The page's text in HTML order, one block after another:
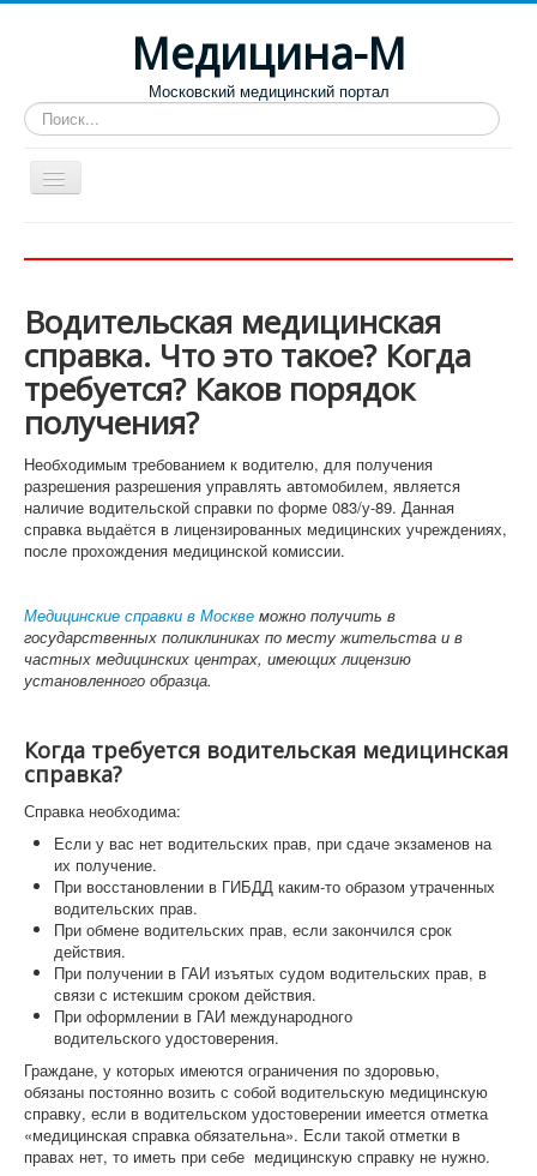
Медицина-М
Московский медицинский портал
Искать...
Роддома и женские консультации
Диспансеры
Лучшие специализированные клиники
Отзывы пациентов
Водительская медицинская
справка. Что это такое? Когда
требуется? Каков порядок
получения?
Необходимым требованием к водителю, для получения
разрешения разрешения управлять автомобилем, является
наличие водительской справки по форме 083/у-89. Данная
справка выдаётся в лицензированных медицинских учреждениях,
после прохождения медицинской комиссии.
Медицинские справки в Москве можно получить в
государственных поликлиниках по месту жительства и в
частных медицинских центрах, имеющих лицензию
установленного образца.
Когда требуется водительская медицинская
справка?
Справка необходима:
Если у вас нет водительских прав, при сдаче экзаменов на
их получение.
При восстановлении в ГИБДД каким-то образом утраченных
водительских прав.
При обмене водительских прав, если закончился срок
действия.
При получении в ГАИ изъятых судом водительских прав, в
связи с истекшим сроком действия.
При оформлении в ГАИ международного
водительского удостоверения.
Граждане, у которых имеются ограничения по здоровью,
обязаны постоянно возить с собой водительскую медицинскую
справку, если в водительском удостоверении имеется отметка
«медицинская справка обязательна». Если такой отметки в
правах нет, то иметь при себе медицинскую справку не нужно.